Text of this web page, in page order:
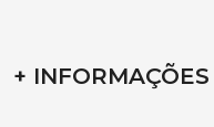
+ INFORMAÇÕES